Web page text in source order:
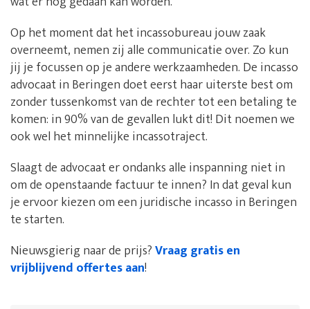
Op het moment dat het incassobureau jouw zaak
overneemt, nemen zij alle communicatie over. Zo kun
jij je focussen op je andere werkzaamheden. De incasso
advocaat in Beringen doet eerst haar uiterste best om
zonder tussenkomst van de rechter tot een betaling te
komen: in 90% van de gevallen lukt dit! Dit noemen we
ook wel het minnelijke incassotraject.
Slaagt de advocaat er ondanks alle inspanning niet in
om de openstaande factuur te innen? In dat geval kun
je ervoor kiezen om een juridische incasso in Beringen
te starten.
Nieuwsgierig naar de prijs?Vraag gratis en
vrijblijvend offertes aan!